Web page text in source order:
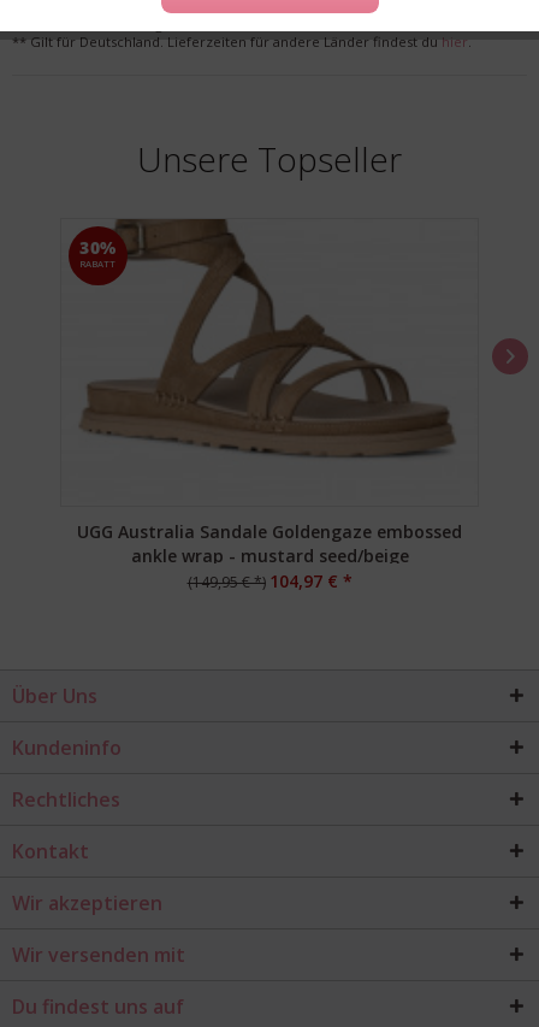
** Gilt für Deutschland. Lieferzeiten für andere Länder findest du hier.
Unsere Topseller
30%
RABATT
UGG Australia Sandale Goldengaze embossed
ankle wrap - mustard seed/beige
(149,95 € *) 104,97 € *
Über Uns
Kundeninfo
Rechtliches
Kontakt
Wir akzeptieren
Wir versenden mit
Du findest uns auf